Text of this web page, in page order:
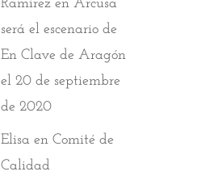
Ramirez enArcusa
será el escenario de
En Clave de Aragón
el 20 de septiembre
de 2020
Elisa enComité de
Calidad